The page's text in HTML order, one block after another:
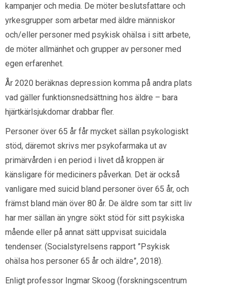
kampanjer och media. De möter beslutsfattare och
yrkesgrupper som arbetar med äldre människor
och/eller personer med psykisk ohälsa i sitt arbete,
de möter allmänhet och grupper av personer med
egen erfarenhet.
År 2020 beräknas depression komma på andra plats
vad gäller funktionsnedsättning hos äldre – bara
hjärtkärlsjukdomar drabbar fler.
Personer över 65 år får mycket sällan psykologiskt
stöd, däremot skrivs mer psykofarmaka ut av
primärvården i en period i livet då kroppen är
känsligare för mediciners påverkan. Det är också
vanligare med suicid bland personer över 65 år, och
främst bland män över 80 år. De äldre som tar sitt liv
har mer sällan än yngre sökt stöd för sitt psykiska
mående eller på annat sätt uppvisat suicidala
tendenser. (Socialstyrelsens rapport ”Psykisk
ohälsa hos personer 65 år och äldre”, 2018).
Enligt professor Ingmar Skoog (forskningscentrum